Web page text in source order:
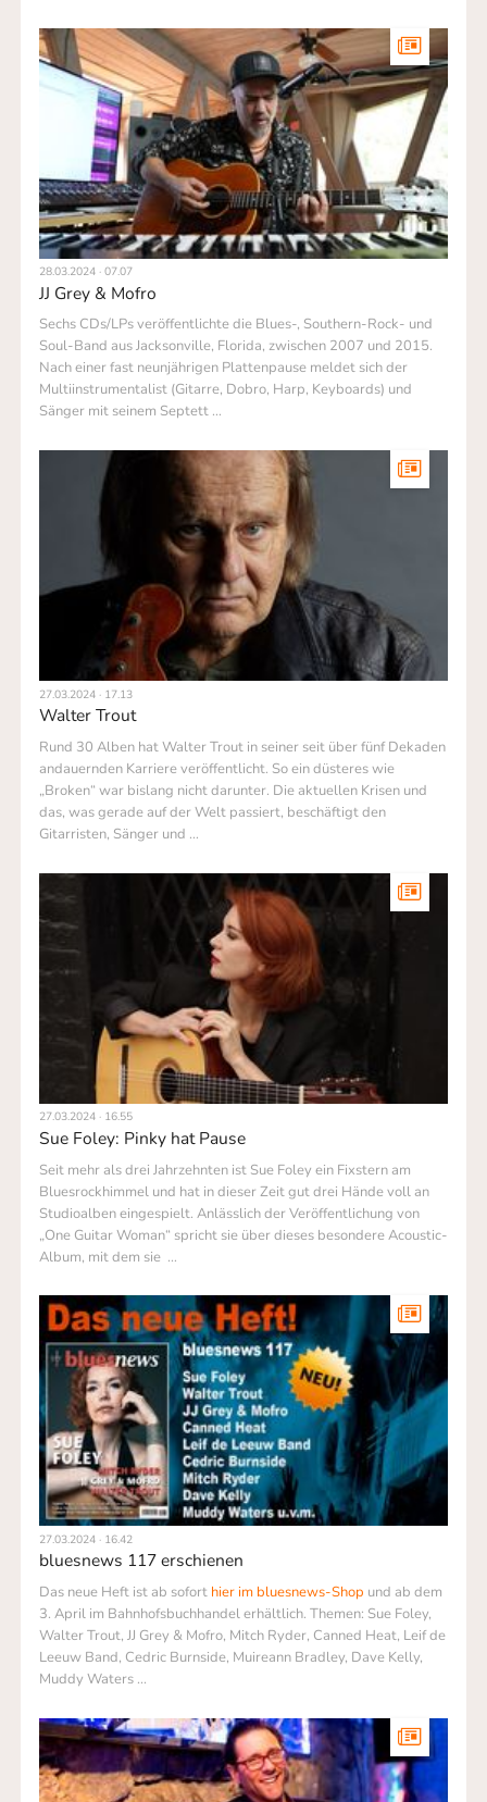
28.03.2024 · 07.07
JJ Grey & Mofro
Sechs CDs/LPs veröffentlichte die Blues-, Southern-Rock- und
Soul-Band aus Jacksonville, Florida, zwischen 2007 und 2015.
Nach einer fast neunjährigen Plattenpause meldet sich der
Multiinstrumentalist (Gitarre, Dobro, Harp, Keyboards) und
Sänger mit seinem Septett …
27.03.2024 · 17.13
Walter Trout
Rund 30 Alben hat Walter Trout in seiner seit über fünf Dekaden
andauernden Karriere veröffentlicht. So ein düsteres wie
„Broken“ war bislang nicht darunter. Die aktuellen Krisen und
das, was gerade auf der Welt passiert, beschäftigt den
Gitarristen, Sänger und …
27.03.2024 · 16.55
Sue Foley: Pinky hat Pause
Seit mehr als drei Jahrzehnten ist Sue Foley ein Fixstern am
Blues­rock­himmel und hat in dieser Zeit gut drei Hände voll an
Studioalben einge­spielt. Anlässlich der Veröffentl­ichung von
„One Guitar Woman“ spricht sie über dieses besondere Acoustic-
Album, mit dem sie …
27.03.2024 · 16.42
bluesnews 117 erschienen
Das neue Heft ist ab sofort hier im bluesnews-Shop und ab dem
3. April im Bahnhofsbuchhandel erhältlich. Themen: Sue Foley,
Walter Trout, JJ Grey & Mofro, Mitch Ryder, Canned Heat, Leif de
Leeuw Band, Cedric Burnside, Muireann Bradley, Dave Kelly,
Muddy Waters ...